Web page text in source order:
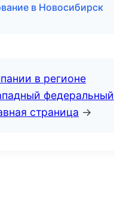
в Новосибирск
в регионе
федеральный
страница →